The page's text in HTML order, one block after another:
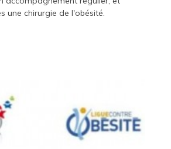
une chirurgie de l'obésité.